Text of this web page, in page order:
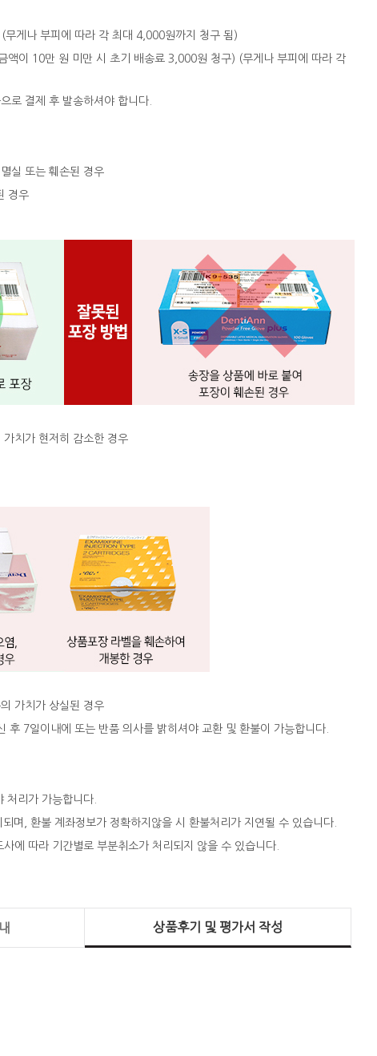
게나 부피에 따라 각 최대 4,000원까지 청구 됨)
액이 10만 원 미만 시 초기 배송료 3,000원 청구) (무게나 부피에 따라 각
로 결제 후 발송하셔야 합니다.
실 또는 훼손된 경우
경우
치가 현저히 감소한 경우
가치가 상실된 경우
7일이내에 또는 반품 의사를 밝히셔야 교환 및 환불이 가능합니다.
처리가 가능합니다.
며, 환불 계좌정보가 정확하지않을 시 환불처리가 지연될 수 있습니다.
에 따라 기간별로 부분취소가 처리되지 않을 수 있습니다.
상품후기 및 평가서 작성